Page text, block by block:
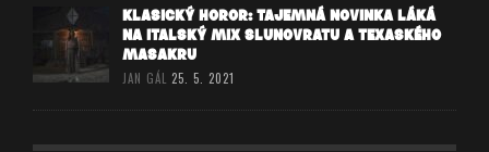
KLASICKÝ HOROR: TAJEMNÁ NOVINKA LÁKÁ
NA ITALSKÝ MIX SLUNOVRATU A TEXASKÉHO
MASAKRU
JAN GÁL 25. 5. 2021